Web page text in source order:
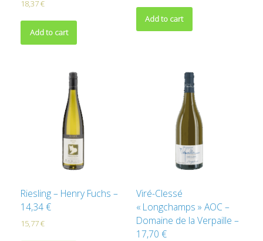
18,37€
Add to cart
Add to cart
Riesling – Henry Fuchs –
14,34 €
15,77€
Viré-Clessé
« Longchamps » AOC –
Domaine de la Verpaille –
17,70 €